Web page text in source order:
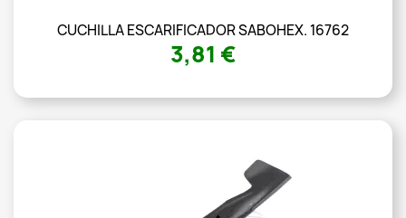
CUCHILLA ESCARIFICADOR SABOHEX. 16762
3,81 €